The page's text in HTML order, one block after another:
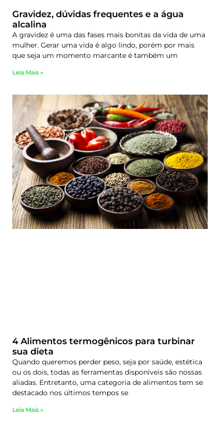
Gravidez, dúvidas frequentes e a água
alcalina
A gravidez é uma das fases mais bonitas da vida de uma
mulher. Gerar uma vida é algo lindo, porém por mais
que seja um momento marcante é também um
Leia Mais »
4 Alimentos termogênicos para turbinar
sua dieta
Quando queremos perder peso, seja por saúde, estética
ou os dois, todas as ferramentas disponíveis são nossas
aliadas. Entretanto, uma categoria de alimentos tem se
destacado nos últimos tempos se
Leia Mais »